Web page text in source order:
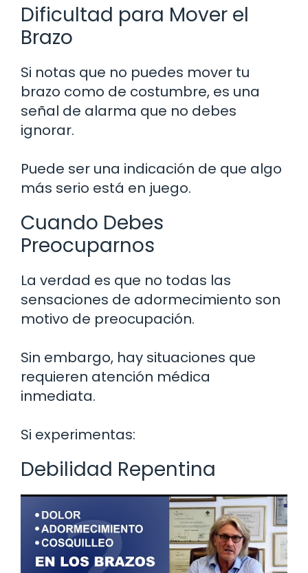
Dificultad para Mover el
Brazo
Si notas que no puedes mover tu
brazo como de costumbre, es una
señal de alarma que no debes
ignorar.
Puede ser una indicación de que algo
más serio está en juego.
Cuando Debes
Preocuparnos
La verdad es que no todas las
sensaciones de adormecimiento son
motivo de preocupación.
Sin embargo, hay situaciones que
requieren atención médica
inmediata.
Si experimentas:
Debilidad Repentina